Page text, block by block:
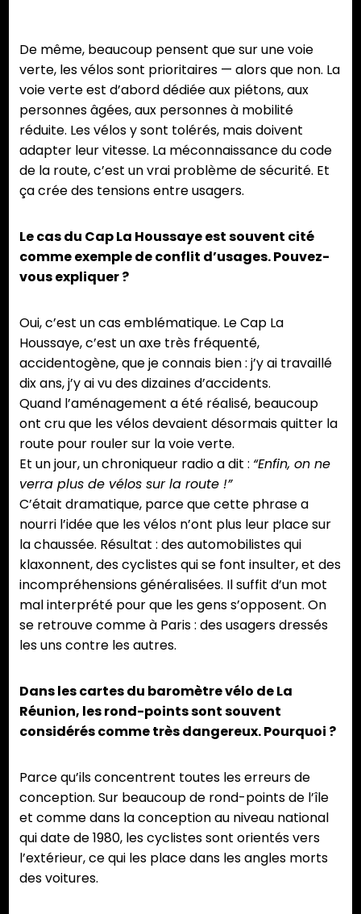
De même, beaucoup pensent que sur une voie
verte, les vélos sont prioritaires — alors que non. La
voie verte est d’abord dédiée aux piétons, aux
personnes âgées, aux personnes à mobilité
réduite. Les vélos y sont tolérés, mais doivent
adapter leur vitesse. La méconnaissance du code
de la route, c’est un vrai problème de sécurité. Et
ça crée des tensions entre usagers.
Le cas du Cap La Houssaye est souvent cité
comme exemple de conflit d’usages. Pouvez-
vous expliquer ?
Oui, c’est un cas emblématique. Le Cap La
Houssaye, c’est un axe très fréquenté,
accidentogène, que je connais bien : j’y ai travaillé
dix ans, j’y ai vu des dizaines d’accidents.
Quand l’aménagement a été réalisé, beaucoup
ont cru que les vélos devaient désormais quitter la
route pour rouler sur la voie verte.
Et un jour, un chroniqueur radio a dit : “Enfin, on ne
verra plus de vélos sur la route !”
C’était dramatique, parce que cette phrase a
nourri l’idée que les vélos n’ont plus leur place sur
la chaussée. Résultat : des automobilistes qui
klaxonnent, des cyclistes qui se font insulter, et des
incompréhensions généralisées. Il suffit d’un mot
mal interprété pour que les gens s’opposent. On
se retrouve comme à Paris : des usagers dressés
les uns contre les autres.
Dans les cartes du baromètre vélo de La
Réunion, les rond-points sont souvent
considérés comme très dangereux. Pourquoi ?
Parce qu’ils concentrent toutes les erreurs de
conception. Sur beaucoup de rond-points de l’île
et comme dans la conception au niveau national
qui date de 1980, les cyclistes sont orientés vers
l’extérieur, ce qui les place dans les angles morts
des voitures.